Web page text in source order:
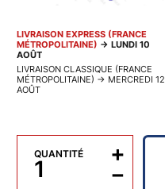
LIVRAISON EXPRESS (FRANCE
MÉTROPOLITAINE) → LUNDI 10
AOÛT
LIVRAISON CLASSIQUE (FRANCE
MÉTROPOLITAINE) → MERCREDI 12
AOÛT
QUANTITÉ
−
+